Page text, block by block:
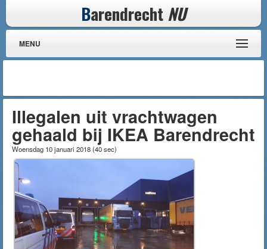
Barendrecht NU
MENU
Illegalen uit vrachtwagen
gehaald bij IKEA Barendrecht
Woensdag 10 januari 2018(40 sec)